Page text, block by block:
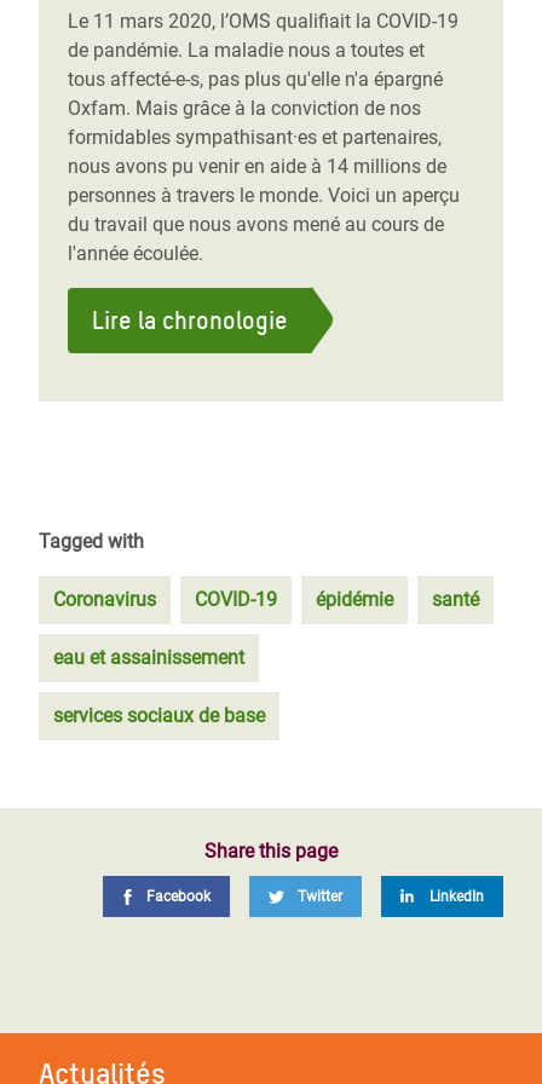
Le 11 mars 2020, l’OMS qualifiait la COVID-19
de pandémie. La maladie nous a toutes et
tous affecté-e-s, pas plus qu'elle n'a épargné
Oxfam. Mais grâce à la conviction de nos
formidables sympathisant·es et partenaires,
nous avons pu venir en aide à 14 millions de
personnes à travers le monde. Voici un aperçu
du travail que nous avons mené au cours de
l'année écoulée.
Lire la chronologie
Tagged with
Coronavirus COVID-19 épidémie santé
eau et assainissement
services sociaux de base
Share this page
Facebook Twitter LinkedIn
Actualités